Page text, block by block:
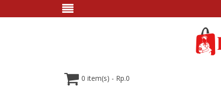
0 item(s) - Rp.0